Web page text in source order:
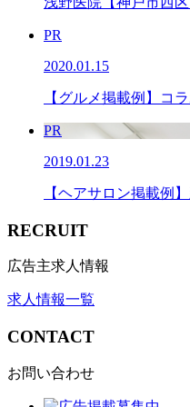
PR
2020.01.15
【グルメ掲載例】コ
PR
2019.01.23
【ヘアサロン掲載例
RECRUIT
広告主求人情報
求人情報一覧
CONTACT
お問い合わせ